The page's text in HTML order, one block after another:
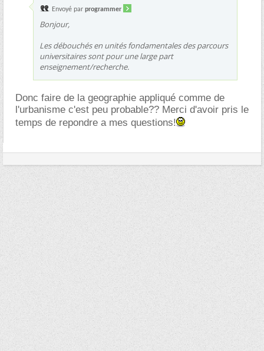
Envoyé par programmer
Bonjour,
Les débouchés en unités fondamentales des parcours
universitaires sont pour une large part
enseignement/recherche.
Donc faire de la geographie appliqué comme de
l'urbanisme c'est peu probable?? Merci d'avoir pris le
temps de repondre a mes questions!